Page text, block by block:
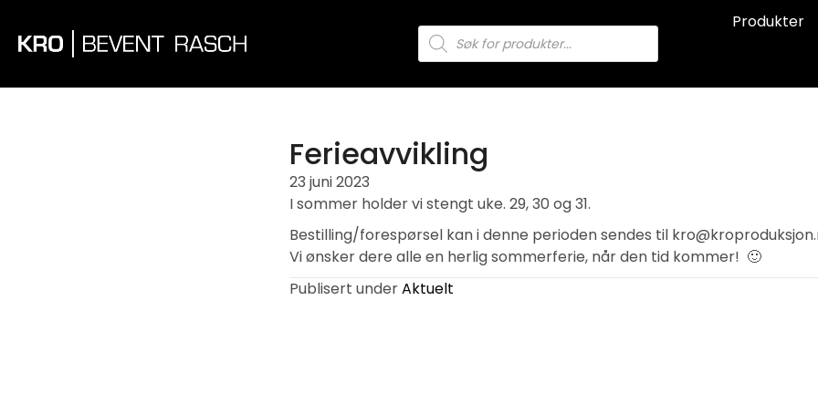
Products
search
Produkter
Ferieavvikling
23 juni 2023
I sommer holder vi stengt uke. 29, 30 og 31.
Bestilling/forespørsel kan i denne perioden sendes til
Vi ønsker dere alle en herlig sommerferie, når den tid kommer! 🙂
Publisert underAktuelt